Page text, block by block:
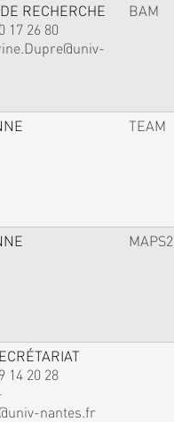
RECHERCHE
17 26 80
BAM
TEAM
MAPS2
14 20 28
nantes.fr